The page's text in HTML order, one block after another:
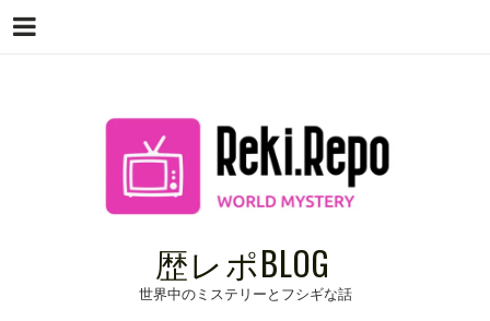
歴レポBLOG
世界中のミステリーとフシギな話
Menu